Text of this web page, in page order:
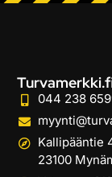
044 238
Kallipääntie
23100